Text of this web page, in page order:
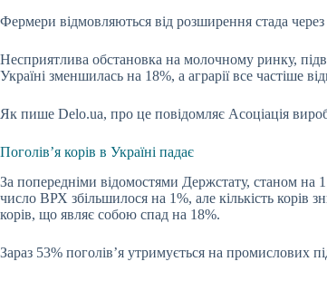
Фермери відмовляються від розширення стада
Несприятлива обстановка на молочному ринку,
Україні зменшилась на 18%, а аграрії все частіше
Як пише Delo.ua, про це повідомляє Асоціація
Поголів’я корів в Україні падає
За попередніми відомостями Держстату, станом на
число ВРХ збільшилося на 1%, але кількість корів
корів, що являє собою спад на 18%.
Зараз 53% поголів’я утримується на промислових